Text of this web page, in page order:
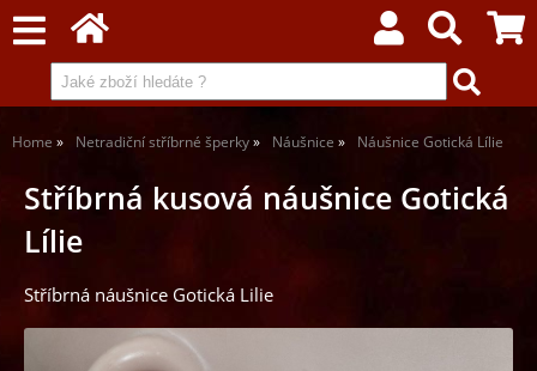
Home Netradiční stříbrné šperky Náušnice Náušnice Gotická Lílie
Stříbrná kusová náušnice Gotická
Lílie
Stříbrná náušnice Gotická Lilie